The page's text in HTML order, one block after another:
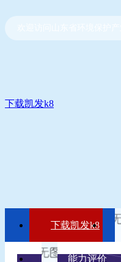
下载凯发k8
下载凯发k8
能力评价